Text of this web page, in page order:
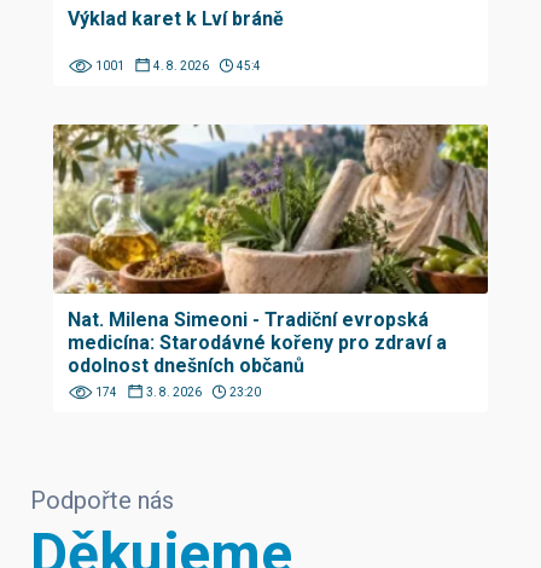
Výklad karet k Lví bráně
1001 4. 8. 2026 45:4
Nat. Milena Simeoni - Tradiční evropská
medicína: Starodávné kořeny pro zdraví a
odolnost dnešních občanů
174 3. 8. 2026 23:20
Podpořte nás
Děkujeme